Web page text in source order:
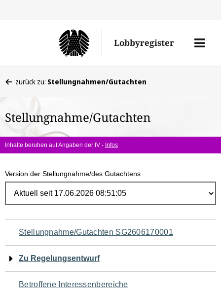
Lobbyregister
Menü
befinden
hier:
zurück zu: Stellungnahmen/Gutachten
Stellungnahme/Gutachten
Inhalte beruhen auf Angaben der IV - Infos
Version der Stellungnahme/des Gutachtens
Navigation
für
den
Seiteninhalt
Stellungnahme/Gutachten SG2606170001
Zu Regelungsentwurf
Betroffene Interessenbereiche